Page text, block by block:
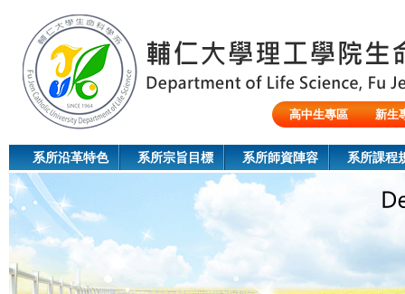
高中生專區
新生
系所沿革特色 系所宗旨目標 系所師資陣容 系所課程